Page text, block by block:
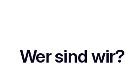
Wer sind wir?